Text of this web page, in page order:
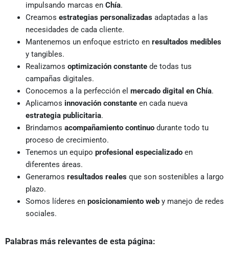
impulsando marcas en Chía.
Creamos estrategias personalizadas adaptadas a las
necesidades de cada cliente.
Mantenemos un enfoque estricto en resultados medibles
y tangibles.
Realizamos optimización constante de todas tus
campañas digitales.
Conocemos a la perfección el mercado digital en Chía.
Aplicamos innovación constante en cada nueva
estrategia publicitaria.
Brindamos acompañamiento continuo durante todo tu
proceso de crecimiento.
Tenemos un equipo profesional especializado en
diferentes áreas.
Generamos resultados reales que son sostenibles a largo
plazo.
Somos líderes en posicionamiento web y manejo de redes
sociales.
Palabras más relevantes de esta página: